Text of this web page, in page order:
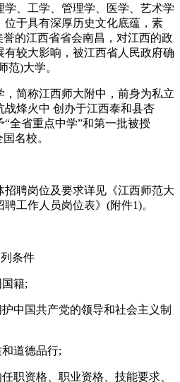
、工学、管理学、医学、艺术学
于具有深厚历史文化底蕴，素
的江西省省会南昌，对江西的政
较大影响，被江西省人民政府确
范)大学。
简称江西师大附中，前身为私立
战烽火中 创办于江西泰和县杏
全省重点中学”和第一批被授
名校。
聘岗位及要求详见《江西师范大
工作人员岗位表》(附件1)。
条件
籍;
国共产党的领导和社会主义制
道德品行;
资格、职业资格、技能要求、